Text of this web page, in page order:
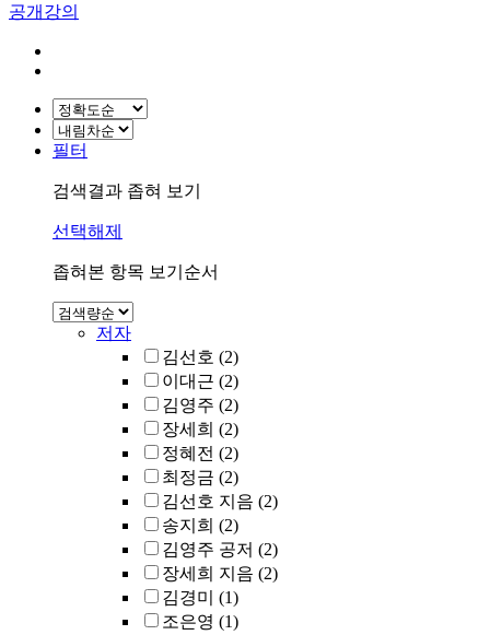
공개강의
필터
검색결과 좁혀 보기
선택해제
좁혀본 항목 보기순서
저자
김선호 (2)
이대근 (2)
김영주 (2)
장세희 (2)
정혜전 (2)
최정금 (2)
김선호 지음 (2)
송지희 (2)
김영주 공저 (2)
장세희 지음 (2)
김경미
(1)
조은영 (1)